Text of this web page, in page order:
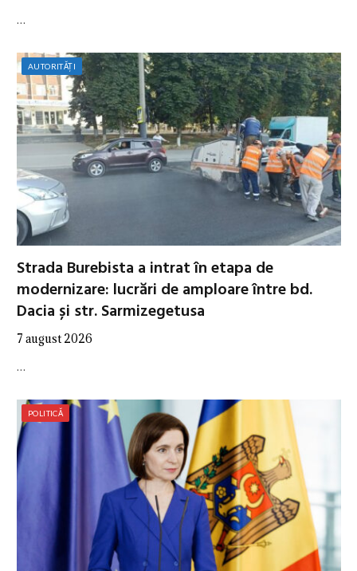
…
AUTORITĂȚI
Strada Burebista a intrat în etapa de
modernizare: lucrări de amploare între bd.
Dacia și str. Sarmizegetusa
7 august 2026
…
POLITICĂ